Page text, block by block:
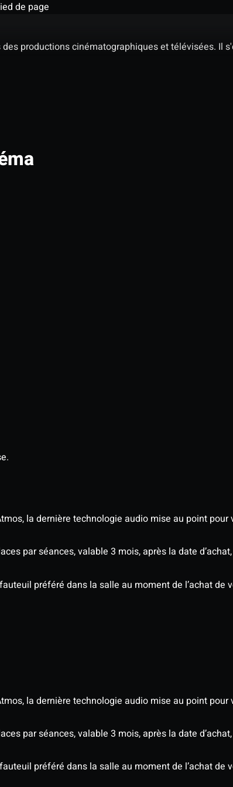
de page
productions cinématographiques et télévisées.
la dernière technologie audio mise au point
par séances, valable 3 mois, après la date
préféré dans la salle au moment de l’achat de
la dernière technologie audio mise au point
par séances, valable 3 mois, après la date
préféré dans la salle au moment de l’achat de